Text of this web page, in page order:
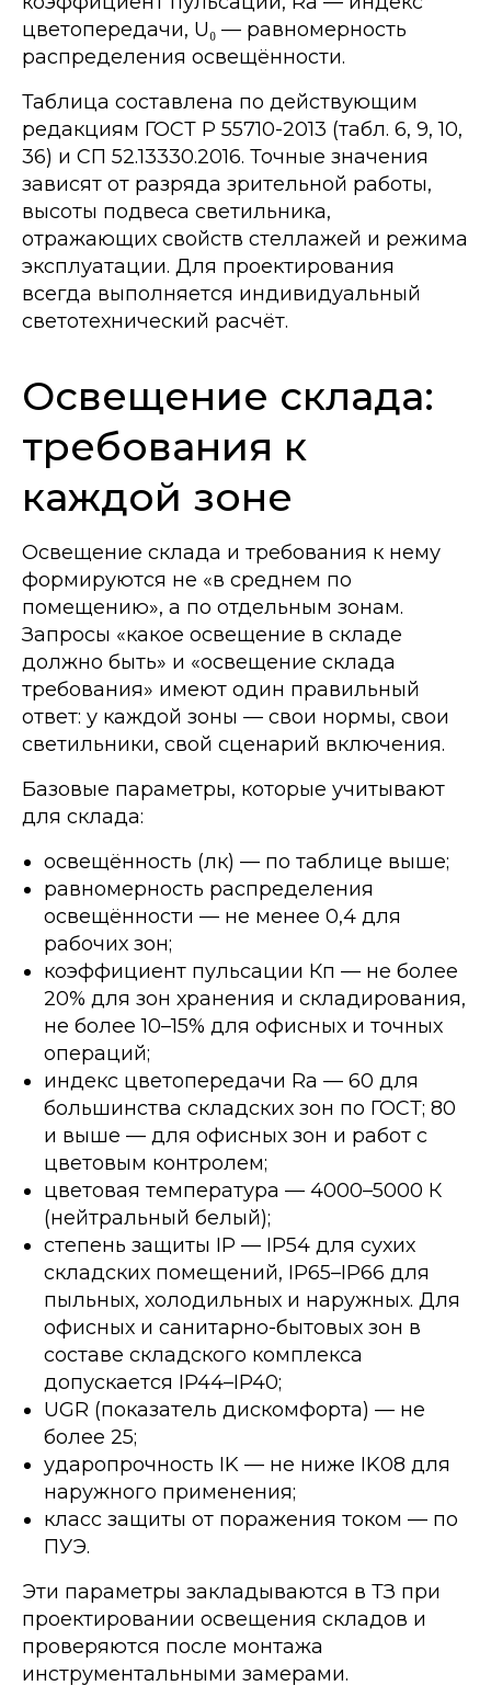
цветопередачи, U₀ — равномерность
распределения освещённости.
Таблица составлена по действующим
редакциям ГОСТ Р 55710-2013 (табл. 6, 9, 10,
36) и СП 52.13330.2016. Точные значения
зависят от разряда зрительной работы,
высоты подвеса светильника,
отражающих свойств стеллажей и режима
эксплуатации. Для проектирования
всегда выполняется индивидуальный
светотехнический расчёт.
Освещение склада:
требования к
каждой зоне
Освещение склада и требования к нему
формируются не «в среднем по
помещению», а по отдельным зонам.
Запросы «какое освещение в складе
должно быть» и «освещение склада
требования» имеют один правильный
ответ: у каждой зоны — свои нормы, свои
светильники, свой сценарий включения.
Базовые параметры, которые учитывают
для склада:
освещённость (лк) — по таблице выше;
равномерность распределения
освещённости — не менее 0,4 для
рабочих зон;
коэффициент пульсации Кп — не более
20% для зон хранения и складирования,
не более 10–15% для офисных и точных
операций;
индекс цветопередачи Ra — 60 для
большинства складских зон по ГОСТ; 80
и выше — для офисных зон и работ с
цветовым контролем;
цветовая температура — 4000–5000 К
(нейтральный белый);
степень защиты IP — IP54 для сухих
складских помещений, IP65–IP66 для
пыльных, холодильных и наружных. Для
офисных и санитарно-бытовых зон в
составе складского комплекса
допускается IP44–IP40;
UGR (показатель дискомфорта) — не
более 25;
ударопрочность IK — не ниже IK08 для
наружного применения;
класс защиты от поражения током — по
ПУЭ.
Эти параметры закладываются в ТЗ при
проектировании освещения складов и
проверяются после монтажа
инструментальными замерами.